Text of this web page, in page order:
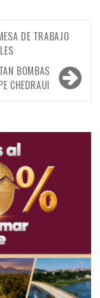
DE TRABAJO
BOMBAS
CHEDRAUI